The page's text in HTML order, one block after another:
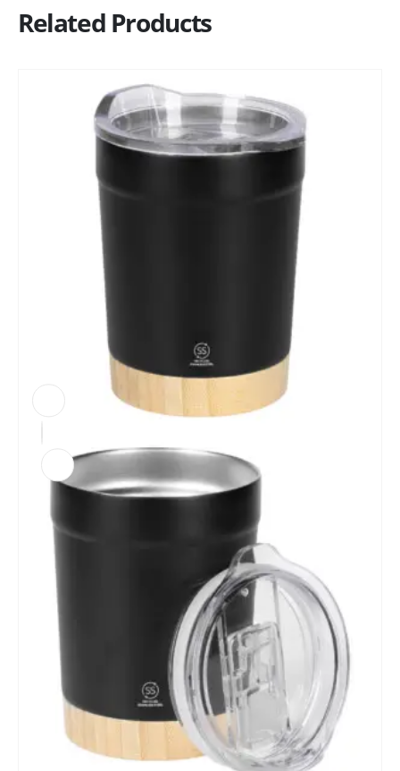
Related Products